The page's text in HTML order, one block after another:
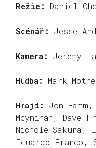
Režie: Daniel
Scénář: Jesse
Kamera: Jeremy
Hudba: Mark
Hrají: Jon
Moynihan, Dave
Nichole Sakura,
Eduardo Franco,